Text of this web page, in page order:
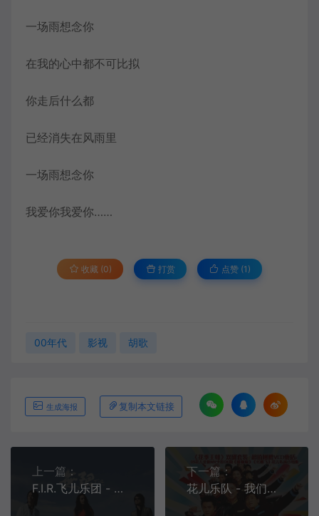
一场雨想念你
在我的心中都不可比拟
你走后什么都
已经消失在风雨里
一场雨想念你
我爱你我爱你……
收藏 (0) 打赏 点赞 (1 )
00年代 影视 胡歌
生成海报 复制本文链接
上一篇：
F.I.R.飞儿乐团 - 千年之恋[MP3/FLAC][320K][8.75M/26.7M]
下一篇：
花儿乐队 - 我们能不能不分手[MP3/FLAC][320K][8.24M/25.5M]